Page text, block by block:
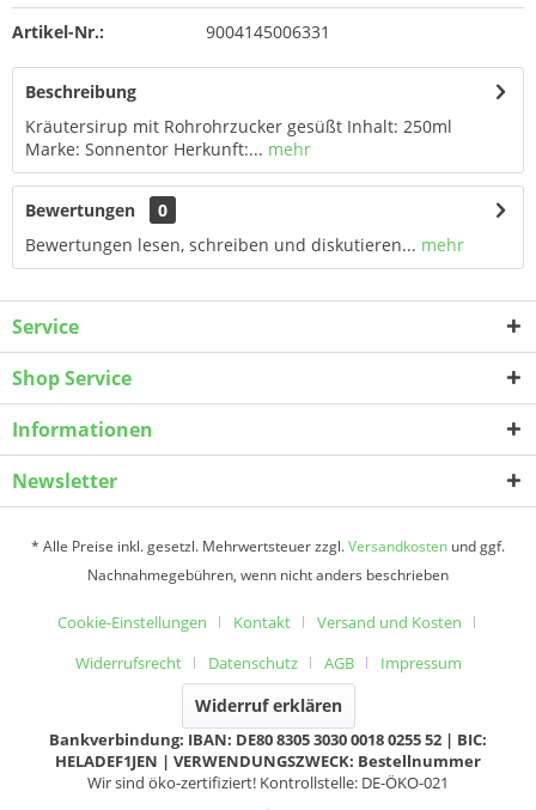
Artikel-Nr.: 9004145006331
Beschreibung
Kräutersirup mit Rohrohrzucker gesüßt Inhalt: 250ml
Marke: Sonnentor Herkunft:... mehr
Bewertungen
0
Bewertungen lesen, schreiben und diskutieren... mehr
Service
Shop Service
Informationen
Newsletter
* Alle Preise inkl. gesetzl. Mehrwertsteuer zzgl.Versandkosten und ggf.
Nachnahmegebühren, wenn nicht anders beschrieben
Cookie-Einstellungen Kontakt
Versand und Kosten
Widerrufsrecht
Datenschutz AGB Impressum
Widerruf erklären
Bankverbindung: IBAN: DE80 8305 3030 0018 0255 52 | BIC:
HELADEF1JEN | VERWENDUNGSZWECK: Bestellnummer
Wir sind öko-zertifiziert! Kontrollstelle: DE-ÖKO-021